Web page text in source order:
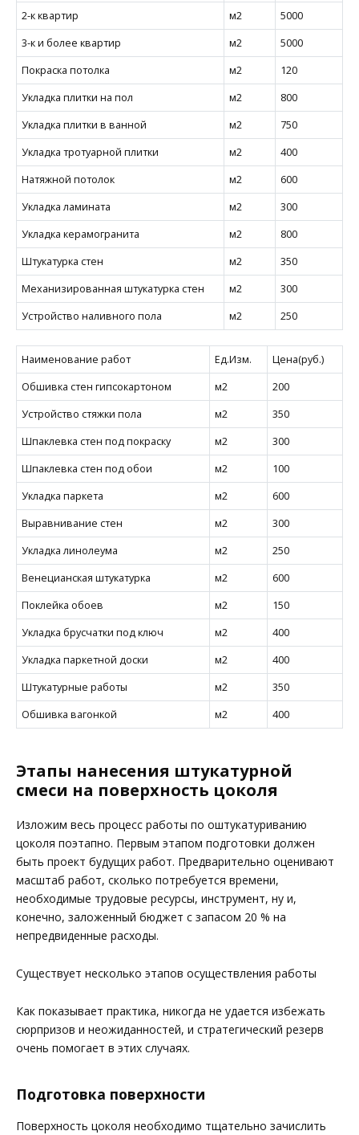
2-к квартир м2
5000
3-к и более квартир
м2
5000
Покраска потолка
м2
120
Укладка плитки на пол
м2
800
Укладка плитки в ванной
м2
750
Укладка тротуарной плитки
м2
400
Натяжной потолок
м2
600
Укладка ламината
м2
300
Укладка керамогранита
м2
800
Штукатурка стен
м2
350
Механизированная штукатурка стен
м2
300
Устройство наливного пола
м2 250
Наименование работ Ед.Изм.
Цена(руб.)
Обшивка стен гипсокартоном
м2
200
Устройство стяжки пола
м2
350
Шпаклевка стен под покраску
м2
300
Шпаклевка стен под обои
м2
100
Укладка паркета
м2
600
Выравнивание стен
м2
300
Укладка линолеума
м2
250
Венецианская штукатурка
м2
600
Поклейка обоев
м2
150
Укладка брусчатки под ключ
м2
400
Укладка паркетной доски
м2
400
Штукатурные работы
м2
350
Обшивка вагонкой
м2 400
Этапы нанесения штукатурной
смеси на поверхность цоколя
Изложим весь процесс работы по оштукатуриванию
цоколя поэтапно. Первым этапом подготовки должен
быть проект будущих работ. Предварительно оценивают
масштаб работ, сколько потребуется времени,
необходимые трудовые ресурсы, инструмент, ну и,
конечно, заложенный бюджет с запасом 20 % на
непредвиденные расходы.
Существует несколько этапов осуществления работы
Как показывает практика, никогда не удается избежать
сюрпризов и неожиданностей, и стратегический резерв
очень помогает в этих случаях.
Подготовка поверхности
Поверхность цоколя необходимо тщательно зачислить